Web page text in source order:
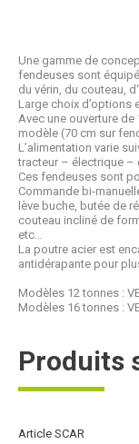
Une gamme de
fendeuses sont
du vérin, du couteau,
Large choix d’options
Avec une ouverture
modèle (70 cm sur
L’alimentation varie
tracteur – électrique –
Ces fendeuses sont
Commande bi-
lève buche, butée de
couteau incliné de
etc…
La poutre acier est
antidérapante pour
Modèles 12 tonnes :
Modèles 16 tonnes :
Produits
Article SCAR